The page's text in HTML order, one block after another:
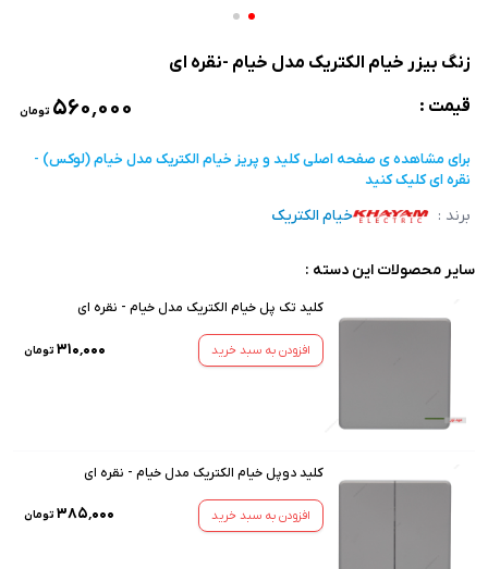
زنگ بیزر خیام الکتریک مدل خیام -نقره ای
قیمت :
۵۶۰٬۰۰۰ تومان
برای مشاهده ی صفحه اصلیکلید و پریز خیام الکتریک مدل خیام (لوکس) -
نقره ایکلیک کنید
برند : خیام الکتریک
سایر محصولات این دسته :
کلید تک پل خیام الکتریک مدل خیام - نقره ای
افزودن به سبد خرید ۳۱۰٬۰۰۰ تومان
کلید دوپل خیام الکتریک مدل خیام - نقره ای
افزودن به سبد خرید ۳۸۵٬۰۰۰ تومان